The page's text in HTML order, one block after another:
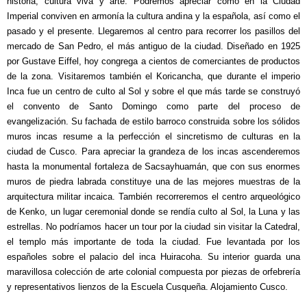
Imperial conviven en armonía la cultura andina y la española, así como el
pasado y el presente. Llegaremos al centro para recorrer los pasillos del
mercado de San Pedro, el más antiguo de la ciudad. Diseñado en 1925
por Gustave Eiffel, hoy congrega a cientos de comerciantes de productos
de la zona. Visitaremos también el Koricancha, que durante el imperio
Inca fue un centro de culto al Sol y sobre el que más tarde se construyó
el convento de Santo Domingo como parte del proceso de
evangelización. Su fachada de estilo barroco construida sobre los sólidos
muros incas resume a la perfección el sincretismo de culturas en la
ciudad de Cusco. Para apreciar la grandeza de los incas ascenderemos
hasta la monumental fortaleza de Sacsayhuamán, que con sus enormes
muros de piedra labrada constituye una de las mejores muestras de la
arquitectura militar incaica. También recorreremos el centro arqueológico
de Kenko, un lugar ceremonial donde se rendía culto al Sol, la Luna y las
estrellas. No podríamos hacer un tour por la ciudad sin visitar la Catedral,
el templo más importante de toda la ciudad. Fue levantada por los
españoles sobre el palacio del inca Huiracoha. Su interior guarda una
maravillosa colección de arte colonial compuesta por piezas de orfebrería
y representativos lienzos de la Escuela Cusqueña. Alojamiento Cusco.